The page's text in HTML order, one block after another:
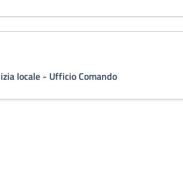
locale - Ufficio Comando